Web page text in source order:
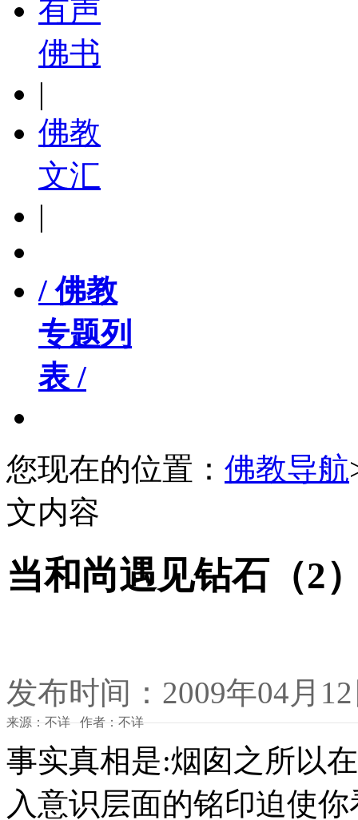
有声
佛书
|
佛教
文汇
|
/ 佛教
专题列
表 /
您现在的位置： 佛教导航
文内容
当和尚遇见钻石（2
发布时间：2009年04月
来源：不详 作者：不详
事实真相是:烟囱之所以
入意识层面的铭印迫使